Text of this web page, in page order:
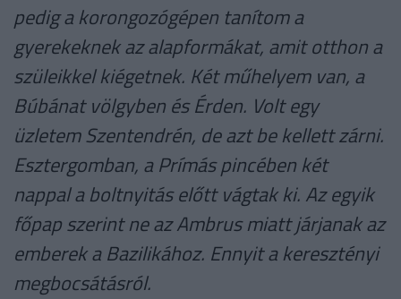
pedig a korongozógépen tanítom a
gyerekeknek az alapformákat, amit otthon a
szüleikkel kiégetnek. Két műhelyem van, a
Búbánat völgyben és Érden. Volt egy
üzletem Szentendrén, de azt be kellett zárni.
Esztergomban, a Prímás pincében két
nappal a boltnyitás előtt vágtak ki. Az egyik
főpap szerint ne az Ambrus miatt járjanak az
emberek a Bazilikához. Ennyit a keresztényi
megbocsátásról.